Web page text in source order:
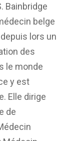
Bainbridge
belge
lors un
des
le monde
y est
Elle dirige
de